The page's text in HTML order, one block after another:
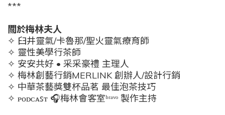
***
關於梅林夫人
✧ 臼井靈氣/卡魯那/聖火靈氣療育師
✧ 靈性美學行茶師
✧ 安安共好 • 采采豪禮 主理人
✧ 梅林創藝行銷MERLINK 創辦人/設計行銷
✧ 中華茶藝獎雙杯品茗 最佳泡茶技巧
✧ ᴘᴏᴅᴄᴀꜱᴛ 🎧梅林會客室ᵇʳᵃᵛᵒ 製作主持